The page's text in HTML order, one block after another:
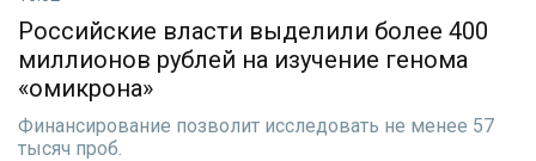
Российские власти выделили более 400
миллионов рублей на изучение генома
«омикрона»
Финансирование позволит исследовать не менее 57
тысяч проб.